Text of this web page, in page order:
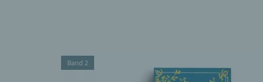
Band 2